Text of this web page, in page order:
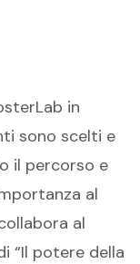
in
sono scelti e
il percorso e
al
al
“Il potere della